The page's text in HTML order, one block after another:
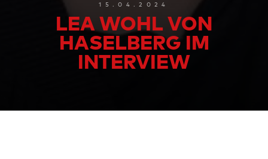
15.04.2024
LEA WOHL VON
HASELBERG IM
INTERVIEW